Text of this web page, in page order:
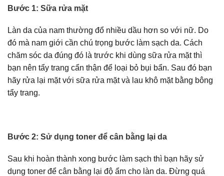
Bước 1: Sữa rửa mặt
Làn da của nam thường đổ nhiều dầu hơn so với nữ. Do
đó mà nam giới cần chú trọng bước làm sạch da. Cách
chăm sóc da đúng đó là trước khi dùng sữa rửa mặt thì
bạn nên tẩy trang cẩn thận để loại bỏ bụi bẩn. Sau đó bạn
hãy rửa lại mặt với sữa rửa mặt và lau khô mặt bằng bông
tẩy trang.
Bước 2: Sử dụng toner để cân bằng lại da
Sau khi hoàn thành xong bước làm sạch thì bạn hãy sử
dụng toner để cân bằng lại độ ẩm cho làn da. Đừng quá